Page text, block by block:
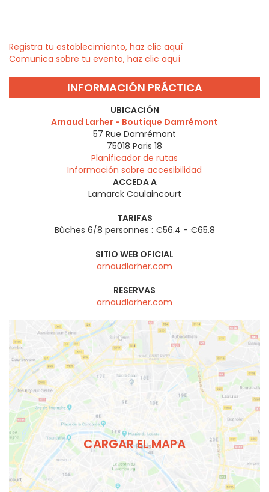
Registra tu establecimiento, haz clic aquí
Comunica sobre tu evento, haz clic aquí
INFORMACIÓN PRÁCTICA
UBICACIÓN
Arnaud Larher - Boutique Damrémont
57 Rue Damrémont
75018 Paris 18
Planificador de rutas
Información sobre accesibilidad
ACCEDA A
Lamarck Caulaincourt
TARIFAS
Bûches 6/8 personnes : €56.4 - €65.8
SITIO WEB OFICIAL
arnaudlarher.com
RESERVAS
arnaudlarher.com
CARGAR EL MAPA